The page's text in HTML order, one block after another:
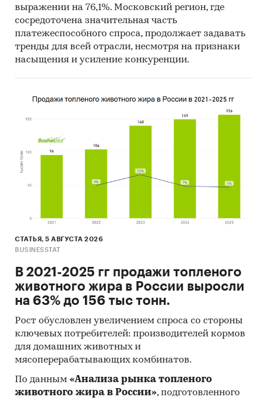
выражении на 76,1%. Московский регион, где
сосредоточена значительная часть
платежеспособного спроса, продолжает задавать
тренды для всей отрасли, несмотря на признаки
насыщения и усиление конкуренции.
СТАТЬЯ, 5 АВГУСТА 2026
BUSINESSTAT
В 2021-2025 гг продажи топленого
животного жира в России выросли
на 63% до 156 тыс тонн.
Рост обусловлен увеличением спроса со стороны
ключевых потребителей: производителей кормов
для домашних животных и
мясоперерабатывающих комбинатов.
По данным «Анализа рынка топленого
животного жира в России», подготовленного